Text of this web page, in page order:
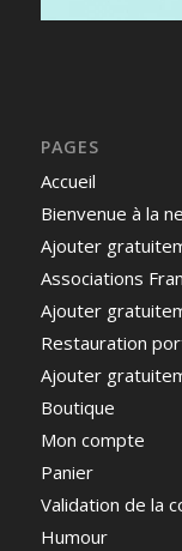
PAGES
Accueil
Bienvenue à la
Ajouter
Associations
Ajouter
Restauration
Ajouter
Boutique
Mon compte
Panier
Validation de la
Humour